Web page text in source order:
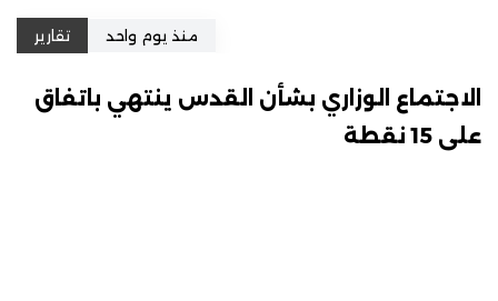
منذ يوم واحد تقارير
الاجتماع الوزاري بشأن القدس ينتهي باتفاق
على 15 نقطة